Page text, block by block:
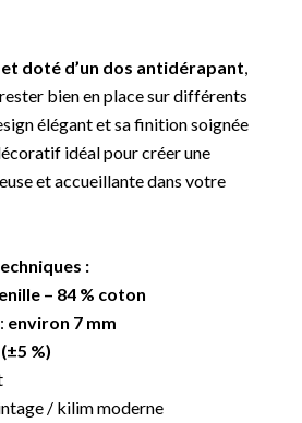
doté d’un dos antidérapant
bien en place sur différents
élégant et sa finition soignée
idéal pour créer une
et accueillante dans votre
:
– 84 % coton
environ 7 mm
%)
/ kilim moderne